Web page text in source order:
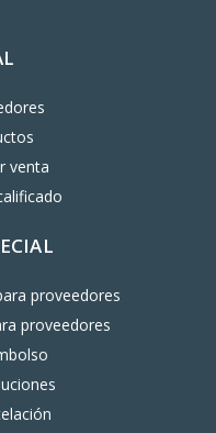
venta
proveedores
proveedores